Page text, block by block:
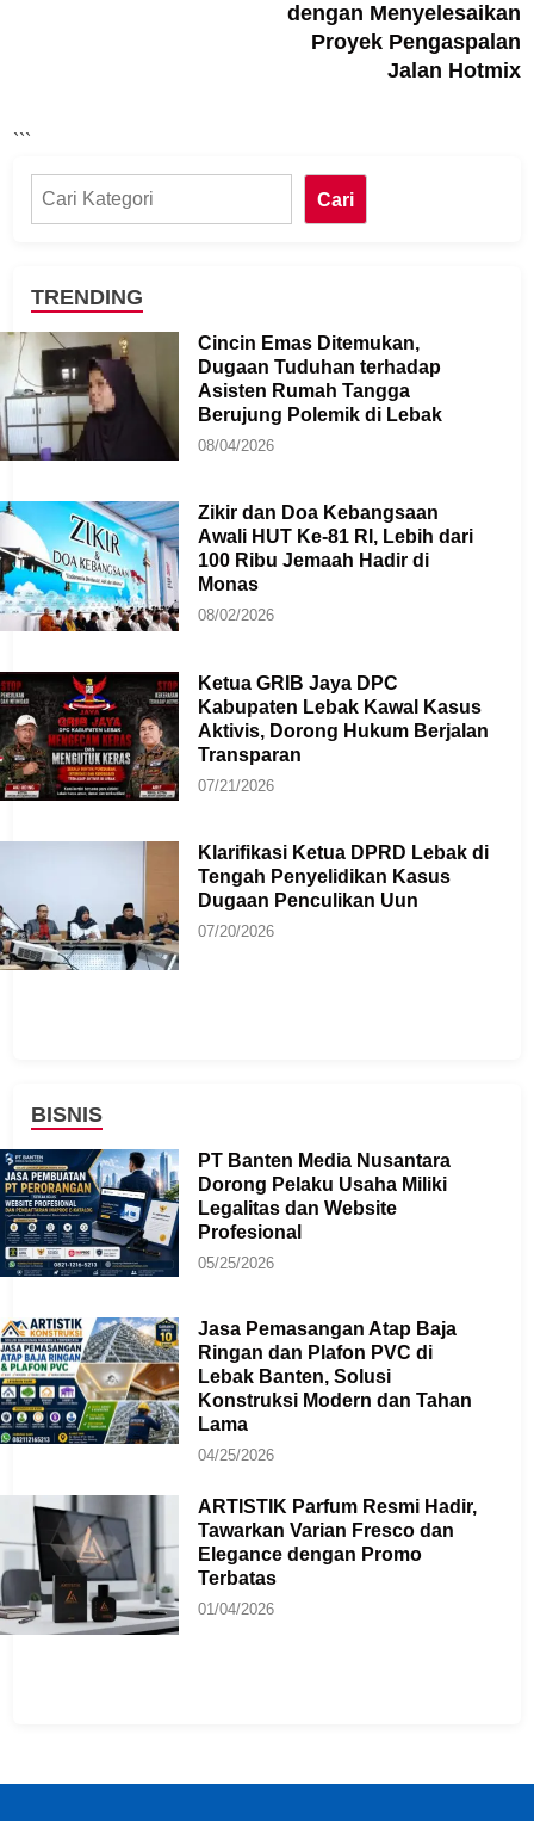
dengan Menyelesaikan
Proyek Pengaspalan
Jalan Hotmix
```
Cari
Cari
TRENDING
Cincin Emas Ditemukan,
Dugaan Tuduhan terhadap
Asisten Rumah Tangga
Berujung Polemik di Lebak
08/04/2026
Zikir dan Doa Kebangsaan
Awali HUT Ke-81 RI, Lebih dari
100 Ribu Jemaah Hadir di
Monas
08/02/2026
Ketua GRIB Jaya DPC
Kabupaten Lebak Kawal Kasus
Aktivis, Dorong Hukum Berjalan
Transparan
07/21/2026
Klarifikasi Ketua DPRD Lebak di
Tengah Penyelidikan Kasus
Dugaan Penculikan Uun
07/20/2026
BISNIS
PT Banten Media Nusantara
Dorong Pelaku Usaha Miliki
Legalitas dan Website
Profesional
05/25/2026
Jasa Pemasangan Atap Baja
Ringan dan Plafon PVC di
Lebak Banten, Solusi
Konstruksi Modern dan Tahan
Lama
04/25/2026
ARTISTIK Parfum Resmi Hadir,
Tawarkan Varian Fresco dan
Elegance dengan Promo
Terbatas
01/04/2026